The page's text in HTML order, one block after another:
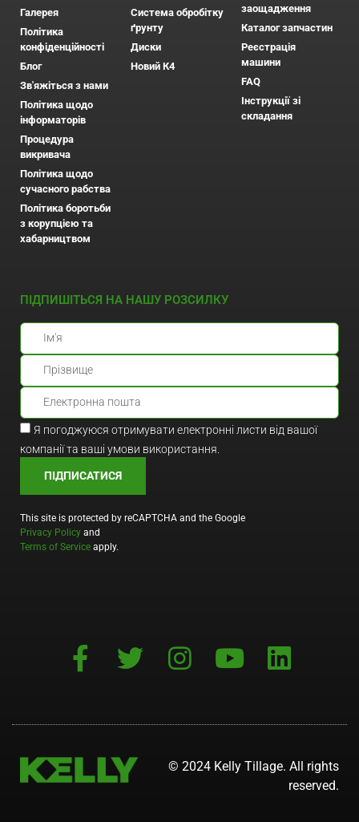
Галерея
Політика
конфіденційності
Блог
Зв'яжіться з нами
Політика щодо
інформаторів
Процедура
викривача
Політика щодо
сучасного рабства
Політика боротьби
з корупцією та
хабарництвом
Система обробітку
ґрунту
Диски
Новий К4
заощадження
Каталог запчастин
Реєстрація
машини
FAQ
Інструкції зі
складання
ПІДПИШІТЬСЯ НА НАШУ РОЗСИЛКУ
Я погоджуюся отримувати електронні листи від вашої
компанії та ваші умови використання.
ПІДПИСАТИСЯ
This site is protected by reCAPTCHA and the Google
Privacy Policy and
Terms of Service apply.
© 2024 Kelly Tillage. All rights
reserved.